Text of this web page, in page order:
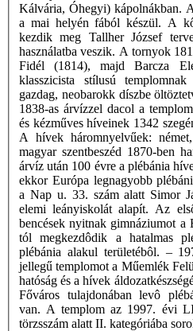
Kálvária, Óhegyi) kápolnákban.
a mai helyén fából készül. A
kezdik meg Tallher József
használatba veszik. A tornyok
Fidél (1814), majd Barcza
klasszicista stílusú
gazdag, neobarokk díszbe
1838-as árvízzel dacol a
és kézműves híveinek 1342
A hívek háromnyelvűek:
magyar szentbeszéd 1870-ben
árvíz után 100 évre a plébánia
ekkor Európa legnagyobb
a Nap u. 33. szám alatt Simor
elemi leányiskolát alapít. Az
bencések nyitnak gimnáziumot a
tól megkezdôdik a hatalmas
plébánia alakul területébôl. –
jellegű templomot a Műemlék
hatóság és a hívek
Főváros tulajdonában levô
van. A templom az 1997. évi
törzsszám alatt II. kategóriába